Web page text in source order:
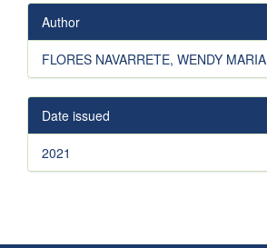
Author
FLORES NAVARRETE, WENDY MARIA
Date issued
2021